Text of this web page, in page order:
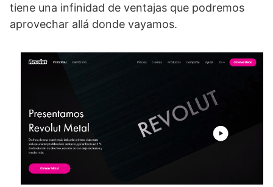
tiene una infinidad de ventajas que podremos
aprovechar allá donde vayamos.